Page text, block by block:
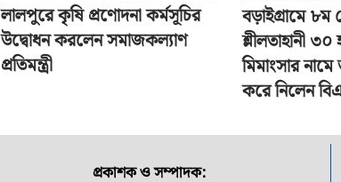
লালপুরে কৃষি প্রণোদনা কর্মসূচির
উদ্বোধন করলেন সমাজকল্যাণ
প্রতিমন্ত্রী
বড়াইগ্রামে ৮ম
শ্লীলতাহানী
মিমাংসার
করে নিলেন
প্রকাশক ও সম্পাদক: